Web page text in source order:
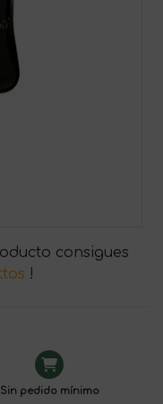
consigues
!
Sin pedido mínimo